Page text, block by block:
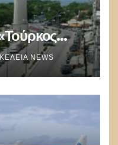
ταυτότητα
σε Έλληνα
NEWS